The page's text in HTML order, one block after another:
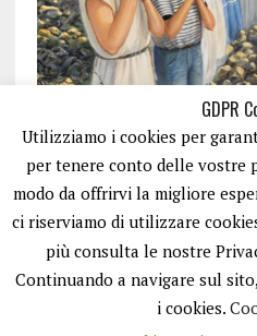
ISCRIVITI
GDPR
Utilizziamo i cookies per
per tenere conto delle vostre
modo da offrirvi la migliore
ci riserviamo di utilizzare
più consulta le nostre
Continuando a navigare sul
i cookies.